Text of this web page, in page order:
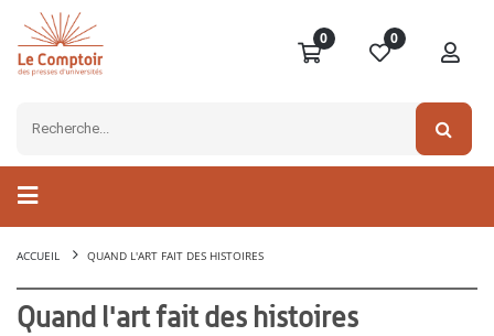
0 0
ACCUEIL QUAND L'ART FAIT DES HISTOIRES
Quand l'art fait des histoires